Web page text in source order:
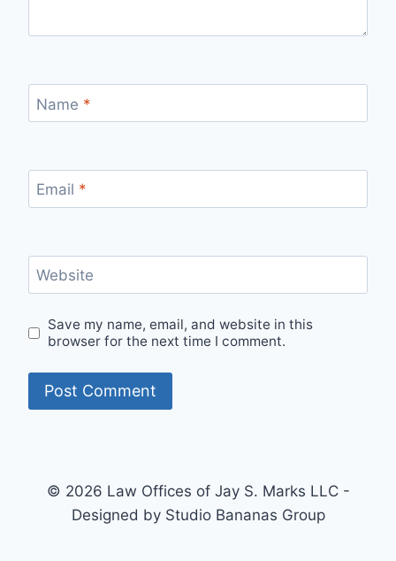
Name *
Email *
Website
Save my name, email, and website in this
browser for the next time I comment.
© 2026 Law Offices of Jay S. Marks LLC -
Designed by Studio Bananas Group